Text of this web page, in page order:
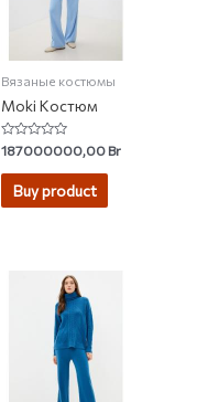
Вязаные костюмы
Moki Костюм
Rated
0
out
187000000,00Br
Buy product